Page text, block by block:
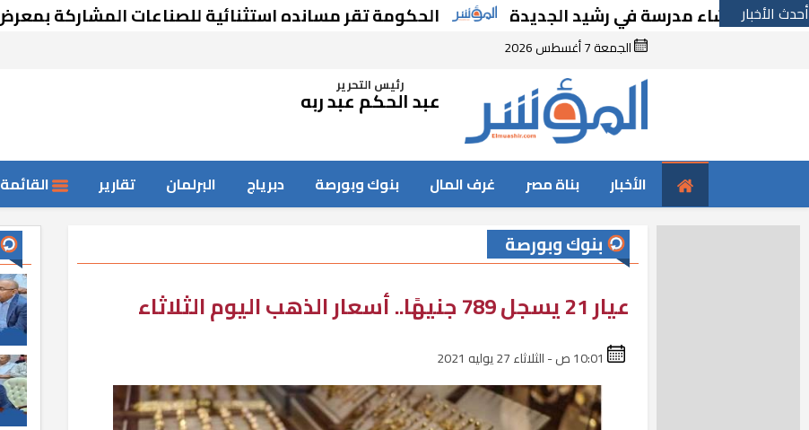
أحدث الأخبارمدرسة في رشيد الجديدة الحكومة تقر مسانده استثنائية للصناعات المشاركة بمعرض دمشق
الجمعة 7 أغسطس 2026
رئيس التحرير
عبد الحكم عبد ربه
الأخبار بناة مصر غرف المال بنوك وبورصة دبرياج البرلمان تقارير القائمة
بنوك وبورصة
عيار 21 يسجل 789 جنيهًا.. أسعار الذهب اليوم الثلاثاء